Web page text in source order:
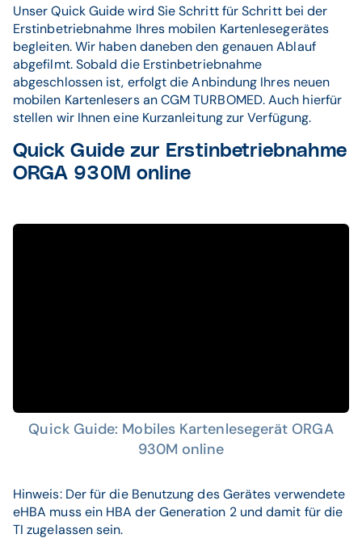
Unser Quick Guide wird Sie Schritt für Schritt bei der
Erstinbetriebnahme Ihres mobilen Kartenlesegerätes
begleiten. Wir haben daneben den genauen Ablauf
abgefilmt. Sobald die Erstinbetriebnahme
abgeschlossen ist, erfolgt die Anbindung Ihres neuen
mobilen Kartenlesers an CGM TURBOMED. Auch hierfür
stellen wir Ihnen eine Kurzanleitung zur Verfügung.
Quick Guide zur Erstinbetriebnahme
ORGA 930M online
Quick Guide: Mobiles Kartenlesegerät ORGA
930M online
Hinweis: Der für die Benutzung des Gerätes verwendete
eHBA muss ein HBA der Generation 2 und damit für die
TI zugelassen sein.